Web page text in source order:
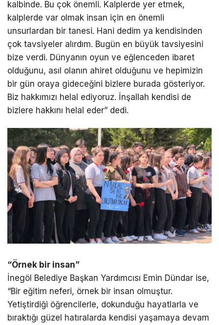
kalbinde. Bu çok önemli. Kalplerde yer etmek,
kalplerde var olmak insan için en önemli
unsurlardan bir tanesi. Hani dedim ya kendisinden
çok tavsiyeler alırdım. Bugün en büyük tavsiyesini
bize verdi. Dünyanın oyun ve eğlenceden ibaret
olduğunu, asıl olanın ahiret olduğunu ve hepimizin
bir gün oraya gideceğini bizlere burada gösteriyor.
Biz hakkımızı helal ediyoruz. İnşallah kendisi de
bizlere hakkını helal eder” dedi.
“Örnek bir insan”
İnegöl Belediye Başkan Yardımcısı Emin Dündar ise,
“Bir eğitim neferi, örnek bir insan olmuştur.
Yetiştirdiği öğrencilerle, dokunduğu hayatlarla ve
bıraktığı güzel hatıralarda kendisi yaşamaya devam